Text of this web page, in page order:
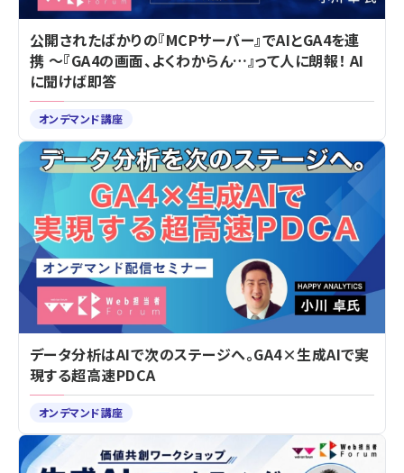
公開されたばかりの『MCPサーバー』でAIとGA4を連
携 ～『GA4の画面、よくわからん…』って人に朗報！ AI
に聞けば即答
オンデマンド講座
データ分析はAIで次のステージへ。GA4×生成AIで実
現する超高速PDCA
オンデマンド講座